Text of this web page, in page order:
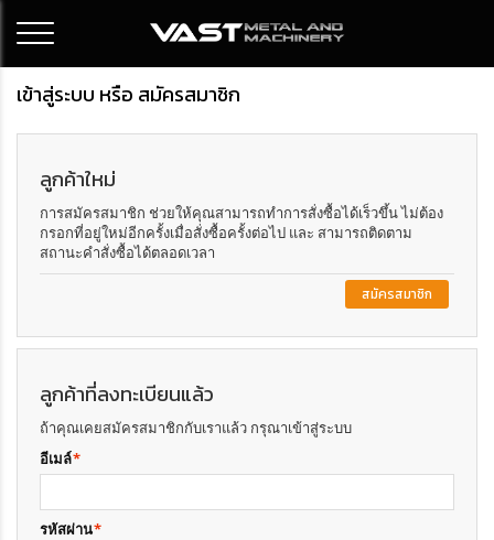
เข้าสู่ระบบ หรือ สมัครสมาชิก
ลูกค้าใหม่
การสมัครสมาชิก ช่วยให้คุณสามารถทำการสั่งซื้อได้เร็วขึ้น ไม่ต้อง
กรอกที่อยู่ใหม่อีกครั้งเมื่อสั่งซื้อครั้งต่อไป และ สามารถติดตาม
สถานะคำสั่งซื้อได้ตลอดเวลา
สมัครสมาชิก
ลูกค้าที่ลงทะเบียนแล้ว
ถ้าคุณเคยสมัครสมาชิกกับเราแล้ว กรุณาเข้าสู่ระบบ
*
อีเมล์
*
รหัสผ่าน